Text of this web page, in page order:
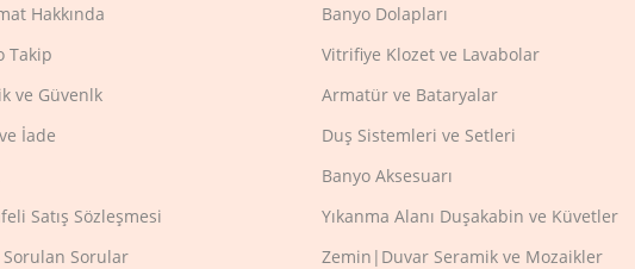
Hakkında
Takip
ve Güvenlk
İade
Satış Sözleşmesi
Sorulan Sorular
Banyo Dolapları
Vitrifiye Klozet ve Lavabolar
Armatür ve Bataryalar
Duş Sistemleri ve Setleri
Banyo Aksesuarı
Yıkanma Alanı Duşakabin ve Küvetler
Zemin|Duvar Seramik ve Mozaikler